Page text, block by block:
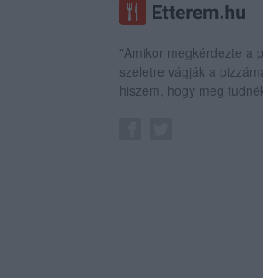
"Amikor megkérdezte a
szeletre vágják a
hiszem, hogy meg